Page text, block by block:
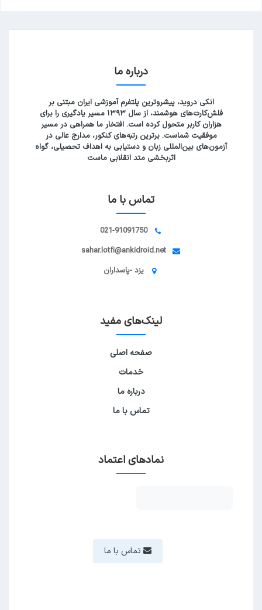
درباره ما
انکی دروید، پیشروترین پلتفرم آموزشی ایران مبتنی بر
فلش‌کارت‌های هوشمند، از سال ۱۳۹۳ مسیر یادگیری را برای
هزاران کاربر متحول کرده است. افتخار ما همراهی در مسیر
موفقیت شماست. برترین رتبه‌های کنکور، مدارج عالی در
آزمون‌های بین‌المللی زبان و دستیابی به اهداف تحصیلی، گواه
اثربخشی متد انقلابی ماست
تماس با ما
021-91091750
sahar.lotfi@ankidroid.net
یزد -پاسداران
لینک‌های مفید
صفحه اصلی
خدمات
درباره ما
تماس با ما
نمادهای اعتماد
تماس با ما